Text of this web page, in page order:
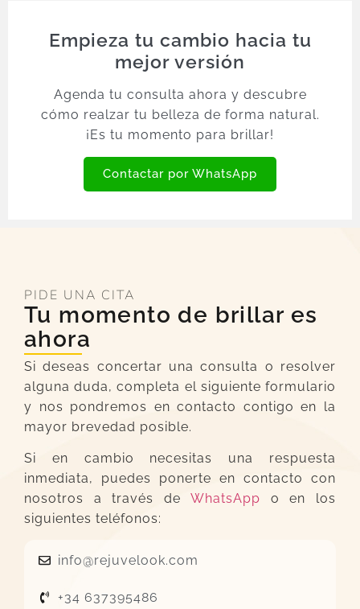
Empieza tu cambio hacia tu
mejor versión
Agenda tu consulta ahora y descubre
cómo realzar tu belleza de forma natural.
¡Es tu momento para brillar!
Contactar por WhatsApp
PIDE UNA CITA
Tu momento de brillar es
ahora
Si deseas concertar una consulta o resolver
alguna duda, completa el siguiente formulario
y nos pondremos en contacto contigo en la
mayor brevedad posible.
Si en cambio necesitas una respuesta
inmediata, puedes ponerte en contacto con
nosotros a través deWhatsApp o en los
siguientes teléfonos:
info@rejuvelook.com
+34 637395486